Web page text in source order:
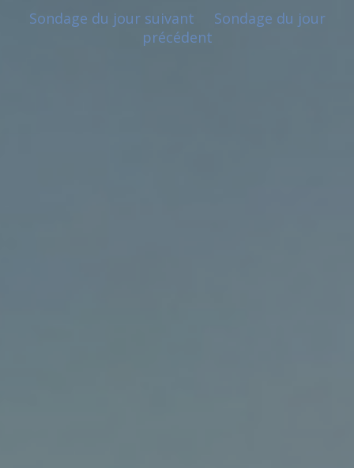
Sondage du jour suivant
Sondage du jour
précédent